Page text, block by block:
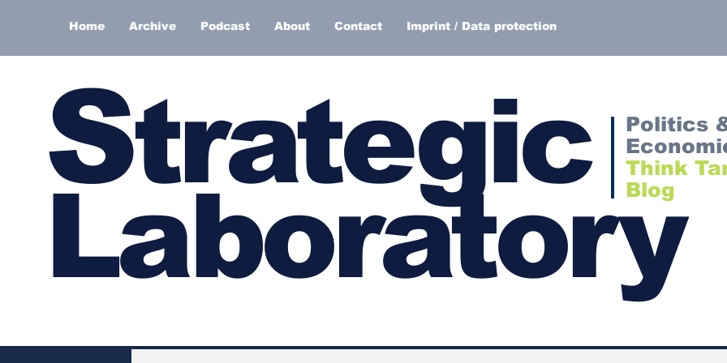
Home Archive Podcast About Contact Imprint / Data protection
Strategic
Laboratory
Politics
Think
Blog